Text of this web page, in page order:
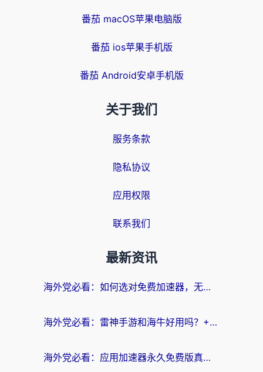
番茄 macOS苹果电脑版
番茄 ios苹果手机版
番茄 Android安卓手机版
关于我们
服务条款
隐私协议
应用权限
联系我们
最新资讯
海外党必看：如何选对免费加速器，无缝访问国内资源不踩坑？
海外党必看：雷神手游和海牛好用吗？+3款热门加速器实测对比，附番茄加速器无缝回国指南
海外党必看：应用加速器永久免费版真的存在吗？教你选对回国加速器无缝刷国内资源